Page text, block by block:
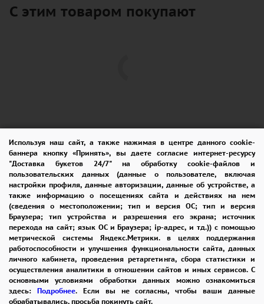
Используя наш сайт, а также нажимая в центре данного cookie-
баннера кнопку «Принять», вы даете согласие интернет-ресурсу
"Доставка букетов 24/7" на обработку cookie-файлов и
пользовательских данных (данные о пользователе, включая
настройки профиля, данные авторизации, данные об устройстве, а
также информацию о посещениях сайта и действиях на нем
(сведения о местоположении; тип и версия ОС; тип и версия
Браузера; тип устройства и разрешения его экрана; источник
перехода на сайт; язык ОС и Браузера; ip-адрес, и тд.)) с помощью
метрической системы Яндекс.Метрики. в целях поддержания
работоспособности и улучшения функциональности сайта, данных
личного кабинета, проведения ретаргетинга, сбора статистики и
осуществления аналитики в отношении сайтов и иных сервисов. С
основными условиями обработки данных можно ознакомиться
здесь: Подробнее. Если вы не согласны, чтобы ваши данные
обрабатывались, просьба покинуть сайт.
С этим товаром покупают
ПОМОЩЬ ОПЛАТА
ДОСТАВКА
ГАРАНТИИ
КУПОН
ВОЗВРАТ
ОТЗЫВЫ
РЕКОМЕНДАЦИИ
КОНТАКТЫ
8 965 242-37-47